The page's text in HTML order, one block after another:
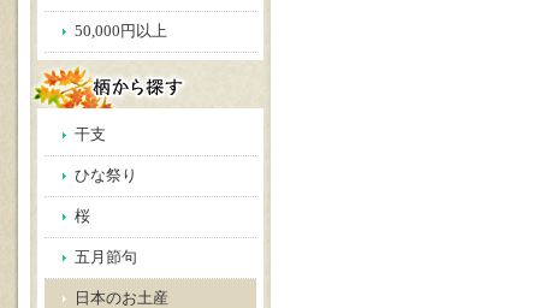
50,000円以上
干支
ひな祭り
桜
五月節句
日本のお土産